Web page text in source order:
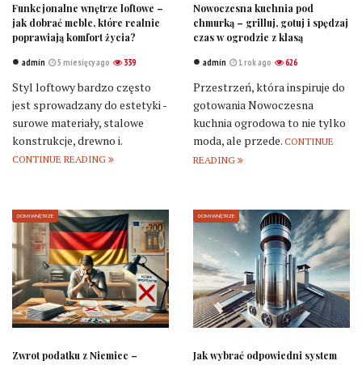
Funkcjonalne wnętrze loftowe –
jak dobrać meble, które realnie
poprawiają komfort życia?
admin 5 miesięcy ago 339
Styl loftowy bardzo często
jest sprowadzany do estetyki -
surowe materiały, stalowe
konstrukcje, drewno i.
CONTINUE READING
Nowoczesna kuchnia pod
chmurką – grilluj, gotuj i spędzaj
czas w ogrodzie z klasą
admin 1 rok ago 626
Przestrzeń, która inspiruje do
gotowania Nowoczesna
kuchnia ogrodowa to nie tylko
moda, ale przede. CONTINUE
READING
DOM I WNĘTRZE
Zwrot podatku z Niemiec –
DOM I WNĘTRZE
Jak wybrać odpowiedni system